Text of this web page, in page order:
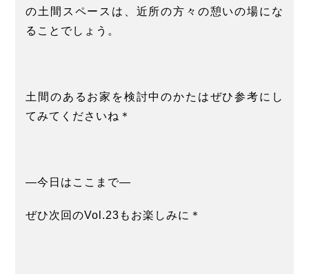
の土間スペースは、近所の方々の憩いの場にな
ることでしょう。
土間のあるお家を検討中のかたはぜひ参考にし
てみてくださいね＊
―今日はここまで―
ぜひ次回のVol.23もお楽しみに＊